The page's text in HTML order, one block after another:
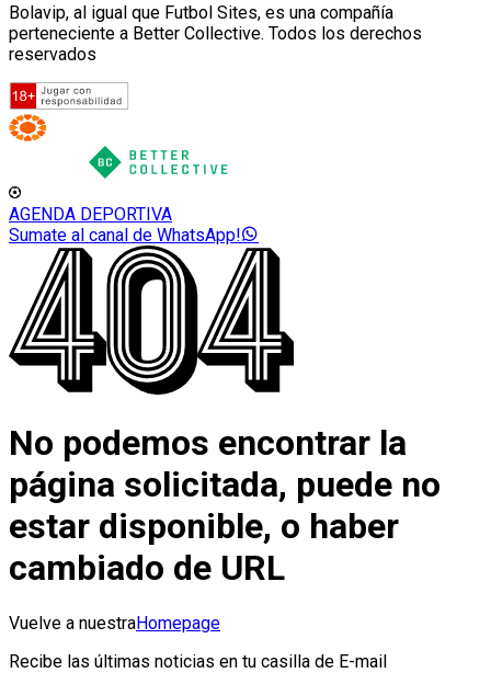
Bolavip, al igual que Futbol Sites, es una compañía
perteneciente a Better Collective. Todos los derechos
reservados
AGENDA DEPORTIVA
Sumate al canal de WhatsApp!
No podemos encontrar la
página solicitada, puede no
estar disponible, o haber
cambiado de URL
Vuelve a nuestraHomepage
Recibe las últimas noticias en tu casilla de E-mail